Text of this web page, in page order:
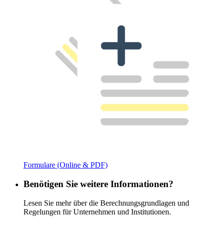
Formulare (Online & PDF)
Benötigen Sie weitere Informationen?
Lesen Sie mehr über die Berechnungsgrundlagen und
Regelungen für Unternehmen und Institutionen.